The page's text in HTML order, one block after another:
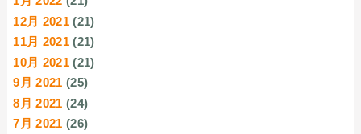
12月 2021 (21)
11月 2021 (21)
10月 2021 (21)
9月 2021 (25)
8月 2021 (24)
7月 2021 (26)